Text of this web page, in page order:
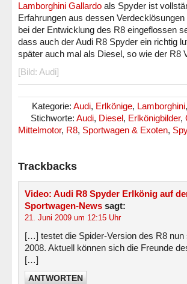
Lamborghini Gallardo als Spyder ist
Erfahrungen aus dessen
bei der Entwicklung des R8 eingeflossen
dass auch der Audi R8 Spyder ein richtig
später auch mal als Diesel, so wie der R8
[Bild: Audi]
Kategorie: Audi, Erlkönige, Lamborghini,
Stichworte: Audi, Diesel, Erlkönigbilder,
Mittelmotor, R8, Sportwagen & Exoten,
Trackbacks
Video: Audi R8 Spyder Erlkönig auf
Sportwagen-News sagt:
21. Juni 2009 um 12:15 Uhr
[…] testet die Spider-Version des R8
2008. Aktuell können sich die Freunde
[…]
ANTWORTEN